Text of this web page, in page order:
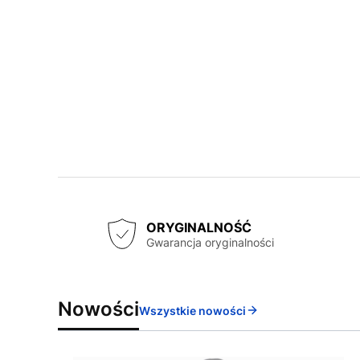
ORYGINALNOŚĆ
Gwarancja oryginalności
NowościWszystkie nowości